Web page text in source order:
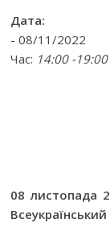
Дата:
- 08/11/2022
Час: 14:00 -19:00
08 листопада